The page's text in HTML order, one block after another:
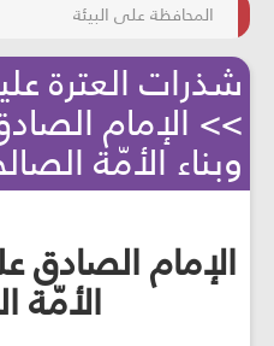
المحافظة على البيئة
شذرات العترة
>> الإمام
وبناء الأمّة
الإمام الصادق
الأمّة